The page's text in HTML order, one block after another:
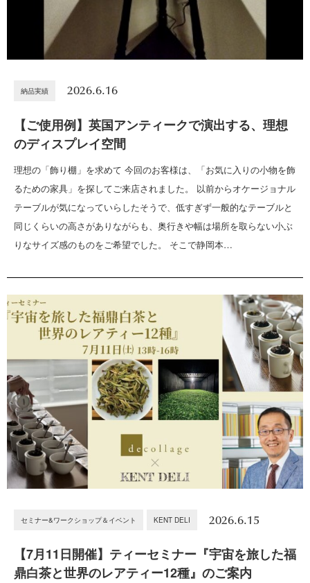
納品実績 2026.6.16
【ご使用例】英国アンティークで演出する、理想
のディスプレイ空間
理想の「飾り棚」を求めて 今回のお客様は、「お気に入りの小物を飾
るための家具」を探してご来店されました。 以前からオケージョナル
テーブルが気になっていらしたそうで、低すぎず一般的なテーブルと
同じくらいの高さがありながらも、奥行きや幅は場所を取らない小ぶ
りなサイズ感のものをご希望でした。 そこで静岡本…
セミナー&ワークショップ＆イベント KENT DELI 2026.6.15
【7月11日開催】ティーセミナー『宇宙を旅した福
鼎白茶と世界のレアティー12種』のご案内